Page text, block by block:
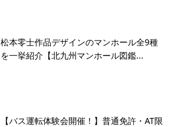
松本零士作品デザインのマンホール全9種
を一挙紹介【北九州マンホール図鑑...
【バス運転体験会開催！】普通免許・AT限